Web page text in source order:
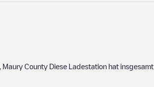
Maury County Diese Ladestation hat insgesamt